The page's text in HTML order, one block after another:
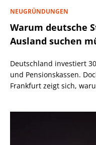
NEUGRÜNDUNGEN
Warum deutsche
Ausland suchen
Deutschland investiert
und Pensionskassen.
Frankfurt zeigt sich,